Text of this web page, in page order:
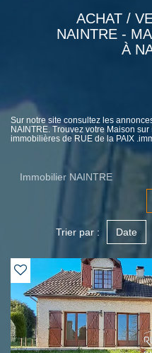
ACHAT /
NAINTRE -
À
Sur notre site consultez les
NAINTRE. Trouvez votre Maison
immobilières de RUE de la PAIX
Immobilier NAINTRE
Trier par : Date